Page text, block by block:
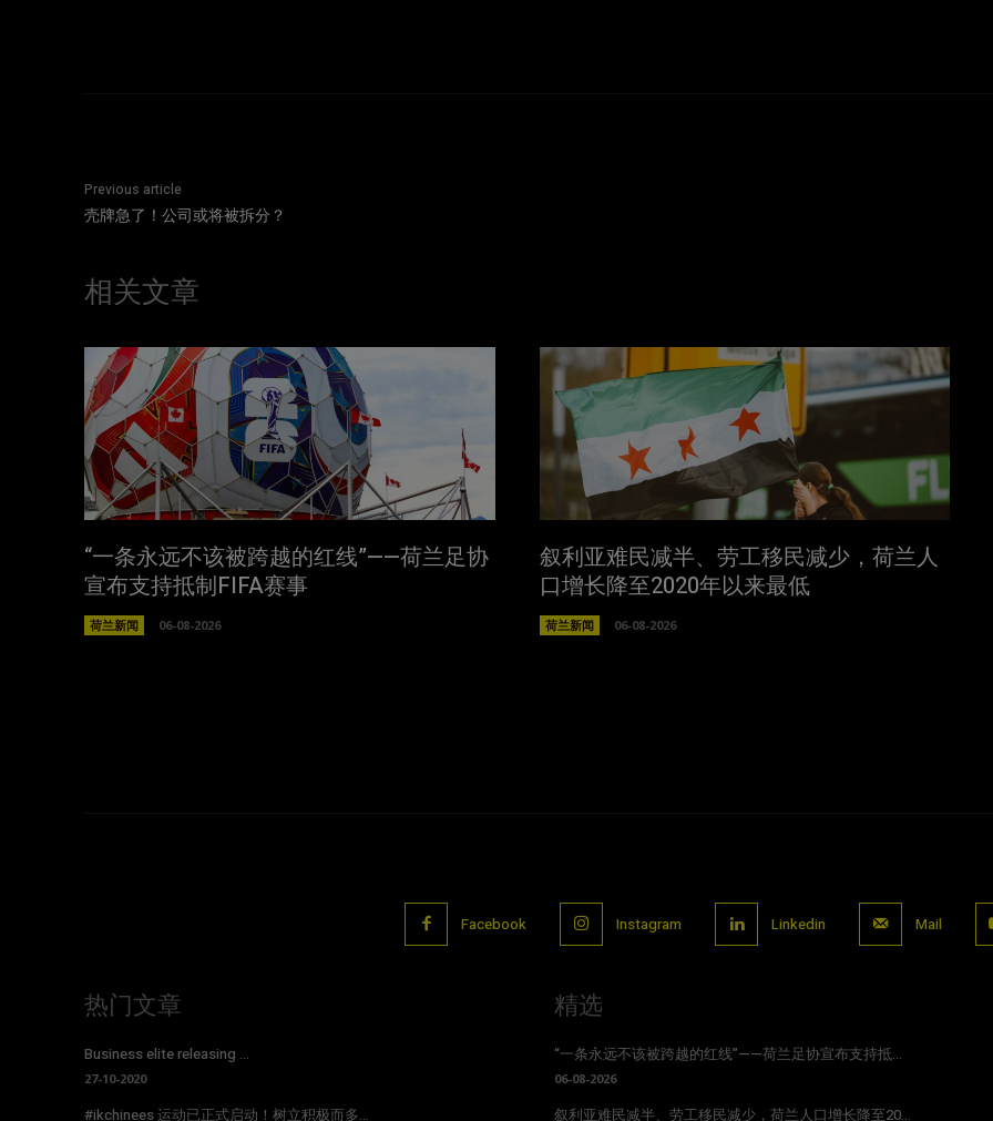
Previous article
壳牌急了！公司或将被拆分？
相关文章
“一条永远不该被跨越的红线”——荷兰足协
宣布支持抵制FIFA赛事
荷兰新闻 06-08-2026
叙利亚难民减半、劳工移民减少，荷兰人
口增长降至2020年以来最低
荷兰新闻 06-08-2026
Facebook Instagram Linkedin Mail
热门文章
Business elite releasing ...
27-10-2020
#ikchinees 运动已正式启动！树立积极而多...
精选
“一条永远不该被跨越的红线”——荷兰足协宣布支持抵...
06-08-2026
叙利亚难民减半、劳工移民减少，荷兰人口增长降至20...